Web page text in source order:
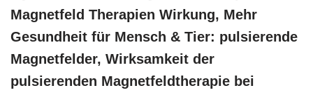
Magnetfeld Therapien Wirkung, Mehr
Gesundheit für Mensch & Tier: pulsierende
Magnetfelder, Wirksamkeit der
pulsierenden Magnetfeldtherapie bei